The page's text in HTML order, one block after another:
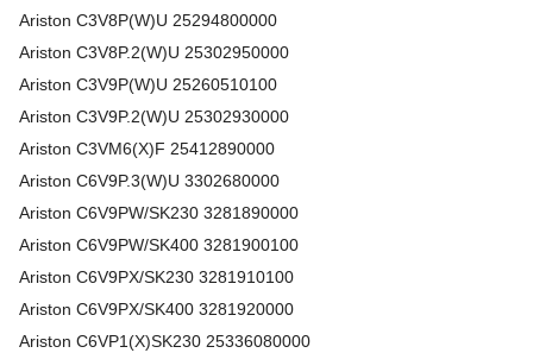
Ariston C3V8P(W)U 25294800000
Ariston C3V8P.2(W)U 25302950000
Ariston C3V9P(W)U 25260510100
Ariston C3V9P.2(W)U 25302930000
Ariston C3VM6(X)F 25412890000
Ariston C6V9P.3(W)U 3302680000
Ariston C6V9PW/SK230 3281890000
Ariston C6V9PW/SK400 3281900100
Ariston C6V9PX/SK230 3281910100
Ariston C6V9PX/SK400 3281920000
Ariston C6VP1(X)SK230 25336080000